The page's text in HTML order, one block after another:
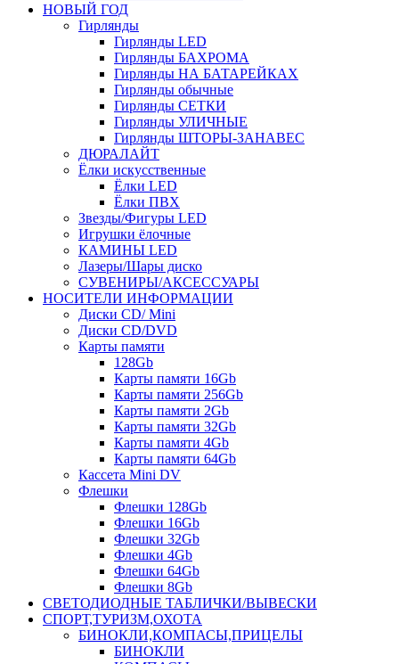
НОВЫЙ ГОД
Гирлянды
Гирлянды LED
Гирлянды БАХРОМА
Гирлянды НА БАТАРЕЙКАХ
Гирлянды обычные
Гирлянды СЕТКИ
Гирлянды УЛИЧНЫЕ
Гирлянды ШТОРЫ-ЗАНАВЕС
ДЮРАЛАЙТ
Ёлки искусственные
Ёлки LED
Ёлки ПВХ
Звезды/Фигуры LED
Игрушки ёлочные
КАМИНЫ LED
Лазеры/Шары диско
СУВЕНИРЫ/АКСЕССУАРЫ
НОСИТЕЛИ ИНФОРМАЦИИ
Диски CD/ Mini
Диски CD/DVD
Карты памяти
128Gb
Карты памяти 16Gb
Карты памяти 256Gb
Карты памяти 2Gb
Карты памяти 32Gb
Карты памяти 4Gb
Карты памяти 64Gb
Кассета Mini DV
Флешки
Флешки 128Gb
Флешки 16Gb
Флешки 32Gb
Флешки 4Gb
Флешки 64Gb
Флешки 8Gb
СВЕТОДИОДНЫЕ ТАБЛИЧКИ/ВЫВЕСКИ
СПОРТ,ТУРИЗМ,ОХОТА
БИНОКЛИ,КОМПАСЫ,ПРИЦЕЛЫ
БИНОКЛИ